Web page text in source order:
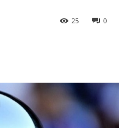
0
25